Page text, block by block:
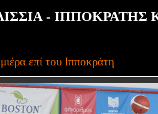
- ΙΠΠΟΚΡΑΤΗΣ
επί του Ιπποκράτη